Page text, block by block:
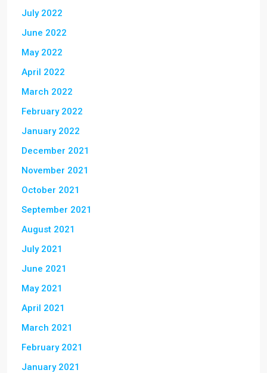
July 2022
June 2022
May 2022
April 2022
March 2022
February 2022
January 2022
December 2021
November 2021
October 2021
September 2021
August 2021
July 2021
June 2021
May 2021
April 2021
March 2021
February 2021
January 2021